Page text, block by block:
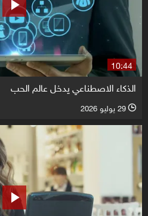
10:44
الذكاء الاصطناعي يدخل عالم الحب
l 29 يوليو 2026